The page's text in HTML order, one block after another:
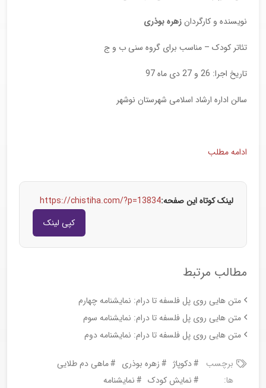
نویسنده و کارگردانزهره بوذری
تئاتر کودک – مناسب برای گروه سنی ب و ج
تاریخ اجرا: 26 و 27 دی ماه 97
سالن اداره ارشاد اسلامی شهرستان نوشهر
ادامه مطلب
لینک کوتاه این صفحه:https://chistiha.com/?p=13834
کپی لینک
مطالب مرتبط
متن هایی روی پل فلسفه تا درام: نمایشنامه چهارم
متن هایی روی پل فلسفه تا درام: نمایشنامه سوم
متن هایی روی پل فلسفه تا درام: نمایشنامه دوم
برچسب
ها:
دکوپاژ زهره بوذری
ماهی دم طلایی
نمایش کودک
نمایشنامه